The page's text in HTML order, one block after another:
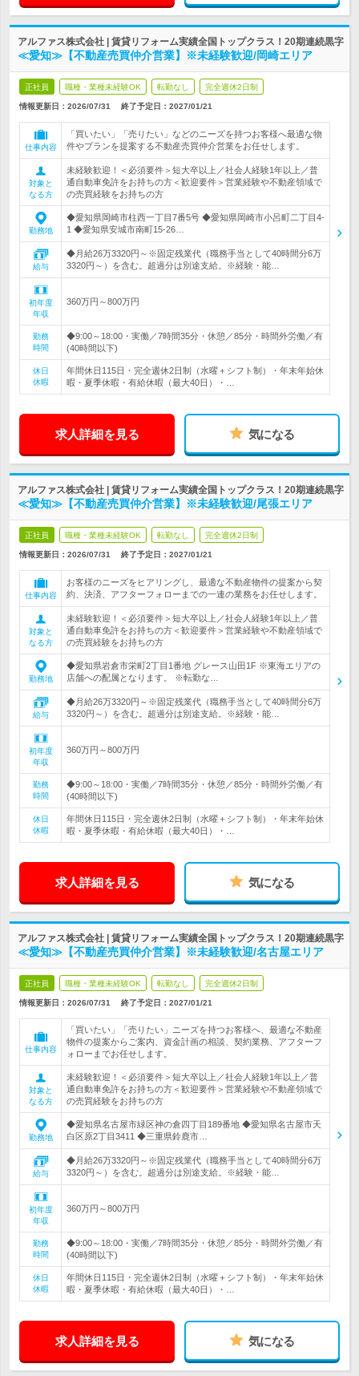
アルファス株式会社 | 賃貸リフォーム実績全国トップクラス！20期連続黒字
≪愛知≫【不動産売買仲介営業】※未経験歓迎/岡崎エリア
正社員 職種・業種未経験OK 転勤なし 完全週休2日制
情報更新日：2026/07/31 終了予定日： 2027/01/21
仕事内容
「買いたい」「売りたい」などのニーズを持つお客様へ最適な物
件やプランを提案する不動産売買仲介営業をお任せします。
対象と
なる方
未経験歓迎！＜必須要件＞短大卒以上／社会人経験1年以上／普
通自動車免許をお持ちの方＜歓迎要件＞営業経験や不動産領域で
の売買経験をお持ちの方
勤務地
◆愛知県岡崎市柱西一丁目7番5号 ◆愛知県岡崎市小呂町二丁目4-
1 ◆愛知県安城市南町15-26…
給与
◆月給26万3320円～※固定残業代（職務手当として40時間分6万
3320円～）を含む。超過分は別途支給。※経験・能…
初年度
年収
360万円～800万円
勤務
時間
◆9:00～18:00・実働／7時間35分・休憩／85分・時間外労働／有
(40時間以下)
休日
休暇
年間休日115日・完全週休2日制（水曜＋シフト制）・年末年始休
暇・夏季休暇・有給休暇（最大40日）・…
求人詳細を見る 気になる
アルファス株式会社 | 賃貸リフォーム実績全国トップクラス！20期連続黒字
≪愛知≫【不動産売買仲介営業】※未経験歓迎/尾張エリア
正社員 職種・業種未経験OK 転勤なし 完全週休2日制
情報更新日：2026/07/31 終了予定日： 2027/01/21
仕事内容
お客様のニーズをヒアリングし、最適な不動産物件の提案から契
約、決済、アフターフォローまでの一連の業務をお任せします。
対象と
なる方
未経験歓迎！＜必須要件＞短大卒以上／社会人経験1年以上／普
通自動車免許をお持ちの方＜歓迎要件＞営業経験や不動産領域で
の売買経験をお持ちの方
勤務地
◆愛知県岩倉市栄町2丁目1番地 グレース山田1F ※東海エリアの
店舗への配属となります。 ※転勤な…
給与
◆月給26万3320円～※固定残業代（職務手当として40時間分6万
3320円～）を含む。超過分は別途支給。※経験・能…
初年度
年収
360万円～800万円
勤務
時間
◆9:00～18:00・実働／7時間35分・休憩／85分・時間外労働／有
(40時間以下)
休日
休暇
年間休日115日・完全週休2日制（水曜＋シフト制）・年末年始休
暇・夏季休暇・有給休暇（最大40日）・…
求人詳細を見る 気になる
アルファス株式会社 | 賃貸リフォーム実績全国トップクラス！20期連続黒字
≪愛知≫【不動産売買仲介営業】※未経験歓迎/名古屋エリア
正社員 職種・業種未経験OK 転勤なし 完全週休2日制
情報更新日：2026/07/31 終了予定日： 2027/01/21
仕事内容
「買いたい」「売りたい」ニーズを持つお客様へ、最適な不動産
物件の提案からご案内、資金計画の相談、契約業務、アフターフ
ォローまでお任せします。
対象と
なる方
未経験歓迎！＜必須要件＞短大卒以上／社会人経験1年以上／普
通自動車免許をお持ちの方＜歓迎要件＞営業経験や不動産領域で
の売買経験をお持ちの方
勤務地
◆愛知県名古屋市緑区神の倉四丁目189番地 ◆愛知県名古屋市天
白区原2丁目3411 ◆三重県鈴鹿市…
給与
◆月給26万3320円～※固定残業代（職務手当として40時間分6万
3320円～）を含む。超過分は別途支給。※経験・能…
初年度
年収
360万円～800万円
勤務
時間
◆9:00～18:00・実働／7時間35分・休憩／85分・時間外労働／有
(40時間以下)
休日
休暇
年間休日115日・完全週休2日制（水曜＋シフト制）・年末年始休
暇・夏季休暇・有給休暇（最大40日）・…
求人詳細を見る 気になる